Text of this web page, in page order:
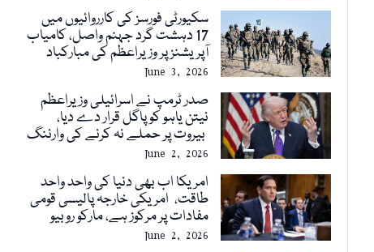
سکیورٹی فورسز کی کارروائیوں میں
17 دہشت گرد جہنم واصل، کامیاب
آپریشنز پر وزیراعظم کی مبارکباد
June 3, 2026
صدر ٹرمپ نے اسرائیلی وزیراعظم
نیتن یاہو کو پاگل قرار دے دیا،
بیروت پر حملے نہ کرنے کی وارننگ
June 2, 2026
امریکا اب بھی دنیا کی واحد واحد
طاقت، امریکی خارجہ پالیسی قومی
مفادات پر مرکوز ہے، مارکو روبیو
June 2, 2026